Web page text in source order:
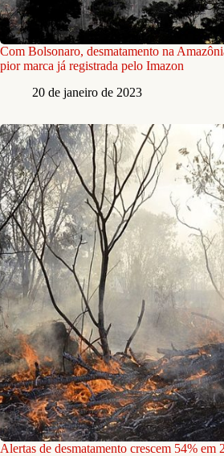
Com Bolsonaro, desmatamento na
pior marca já registrada pelo Imazon
20 de janeiro de 2023
Alertas de desmatamento crescem 54% em